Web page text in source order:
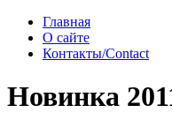
Главная
О сайте
Контакты/Contact
Новинка